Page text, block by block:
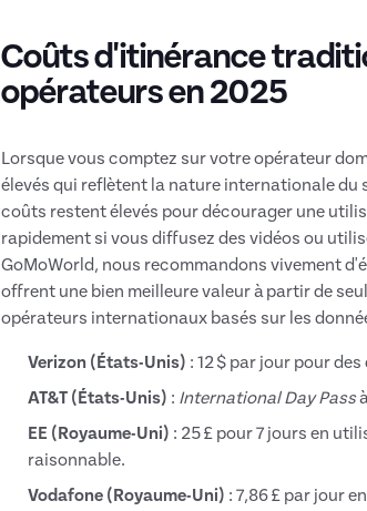
Coûts d'itinérance
opérateurs en 2025
Lorsque vous comptez sur votre opérateur
élevés qui reflètent la nature internationale
coûts restent élevés pour décourager une
rapidement si vous diffusez des vidéos ou
GoMoWorld, nous recommandons vivement
offrent une bien meilleure valeur à partir de
opérateurs internationaux basés sur les
Verizon (États-Unis) : 12 $ par jour pour
AT&T (États-Unis) : International Day Pass
EE (Royaume-Uni) : 25 £ pour 7 jours en
raisonnable.
Vodafone (Royaume-Uni) : 7,86 £ par jour